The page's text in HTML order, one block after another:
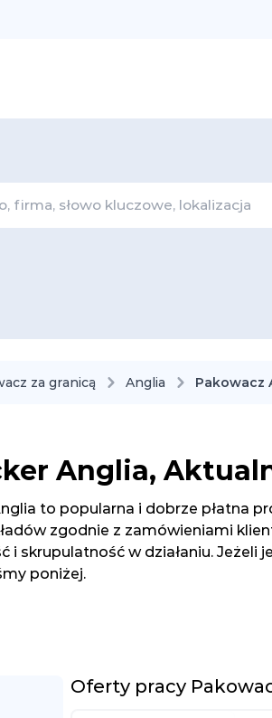
za granicą Anglia Pakowacz
Anglia,
to popularna i dobrze płatna
zgodnie z zamówieniami
i skrupulatność w działaniu.
poniżej.
Oferty pracy